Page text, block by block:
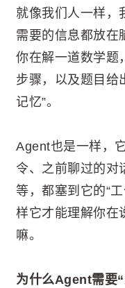
就像我们人一样，
需要的信息都放在
你在解一道数学题
步骤，以及题目给
记忆”。
Agent也是一样，
令、之前聊过的对
等，都塞到它的“
样它才能理解你在
嘛。
为什么Agent需要“